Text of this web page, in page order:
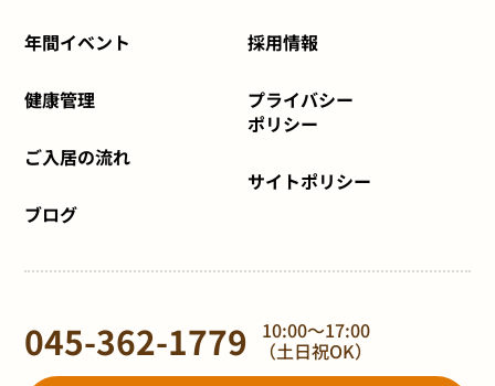
年間イベント
健康管理
ご入居の流れ
ブログ
採用情報
プライバシー
ポリシー
サイトポリシー
045-362-1779 10:00～17:00
（土日祝OK）